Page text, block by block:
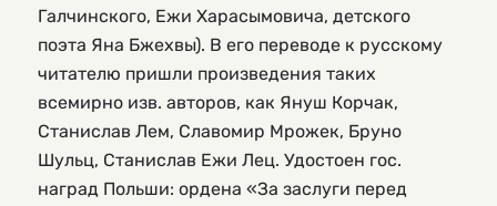
Галчинского, Ежи Харасымовича, детского
поэта Яна Бжехвы). В его переводе к русскому
читателю пришли произведения таких
всемирно изв. авторов, как Януш Корчак,
Станислав Лем, Славомир Мрожек, Бруно
Шульц, Станислав Ежи Лец. Удостоен гос.
наград Польши: ордена «За заслуги перед